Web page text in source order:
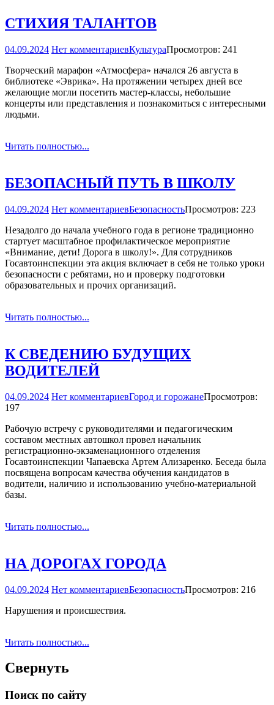
СТИХИЯ ТАЛАНТОВ
04.09.2024 Нет комментариевКультураПросмотров: 241
Творческий марафон «Атмосфера» начался 26 августа в
библиотеке «Эврика». На протяжении четырех дней все
желающие могли посетить мастер-классы, небольшие
концерты или представления и познакомиться с интересными
людьми.
Читать полностью...
БЕЗОПАСНЫЙ ПУТЬ В ШКОЛУ
04.09.2024 Нет комментариевБезопасностьПросмотров: 223
Незадолго до начала учебного года в регионе традиционно
стартует масштабное профилактическое мероприятие
«Внимание, дети! Дорога в школу!». Для сотрудников
Госавтоинспекции эта акция включает в себя не только уроки
безопасности с ребятами, но и проверку подготовки
образовательных и прочих организаций.
Читать полностью...
К СВЕДЕНИЮ БУДУЩИХ
ВОДИТЕЛЕЙ
04.09.2024 Нет комментариевГород и горожанеПросмотров:
197
Рабочую встречу с руководителями и педагогическим
составом местных автошкол провел начальник
регистрационно-экзаменационного отделения
Госавтоинспекции Чапаевска Артем Ализаренко. Беседа была
посвящена вопросам качества обучения кандидатов в
водители, наличию и использованию учебно-материальной
базы.
Читать полностью...
НА ДОРОГАХ ГОРОДА
04.09.2024 Нет комментариевБезопасностьПросмотров: 216
Нарушения и происшествия.
Читать полностью...
Свернуть
Поиск по сайту